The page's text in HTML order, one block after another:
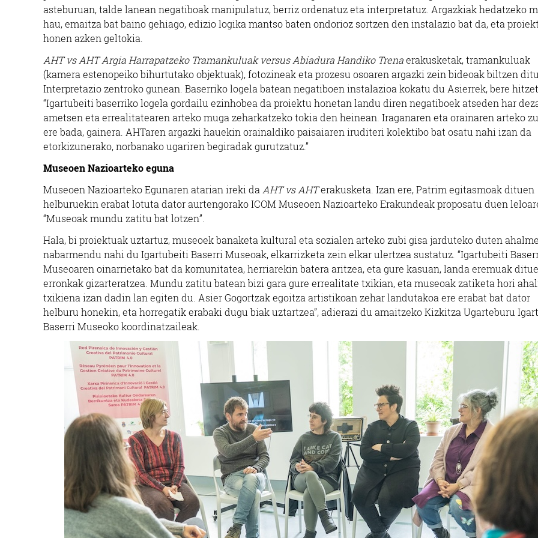
asteburuan, talde lanean negatiboak manipulatuz, berriz ordenatuz eta interpretatuz. Argazkiak hedatzeko
hau, emaitza bat baino gehiago, edizio logika mantso baten ondorioz sortzen den instalazio bat da, eta
honen azken geltokia.
AHT vs AHT Argia Harrapatzeko Tramankuluak versus Abiadura Handiko Trenaerakusketak, tramankuluak
(kamera estenopeiko bihurtutako objektuak), fotozineak eta prozesu osoaren argazki zein bideoak biltzen ditu
Interpretazio zentroko gunean. Baserriko logela batean negatiboen instalazioa kokatu du Asierrek, bere
“Igartubeiti baserriko logela gordailu ezinhobea da proiektu honetan landu diren negatiboek atseden har
ametsen eta errealitatearen arteko muga zeharkatzeko tokia den heinean. Iraganaren eta orainaren arteko
ere bada, gainera. AHTaren argazki hauekin orainaldiko paisaiaren iruditeri kolektibo bat osatu nahi izan da
etorkizunerako, norbanako ugariren begiradak gurutzatuz.”
Museoen Nazioarteko eguna
Museoen Nazioarteko Egunaren atarian ireki da AHT vs AHTerakusketa. Izan ere, Patrim egitasmoak dituen
helburuekin erabat lotuta dator aurtengorako ICOM Museoen Nazioarteko Erakundeak proposatu duen
“Museoak mundu zatitu bat lotzen”.
Hala, bi proiektuak uztartuz, museoek banaketa kultural eta sozialen arteko zubi gisa jarduteko duten
nabarmendu nahi du Igartubeiti Baserri Museoak, elkarrizketa zein elkar ulertzea sustatuz. “Igartubeiti
Museoaren oinarrietako bat da komunitatea, herriarekin batera aritzea, eta gure kasuan, landa eremuak
erronkak gizarteratzea. Mundu zatitu batean bizi gara gure errealitate txikian, eta museoak zatiketa hori
txikiena izan dadin lan egiten du. Asier Gogortzak egoitza artistikoan zehar landutakoa ere erabat bat dator
helburu honekin, eta horregatik erabaki dugu biak uztartzea”, adierazi du amaitzeko Kizkitza Ugarteburu
Baserri Museoko koordinatzaileak.